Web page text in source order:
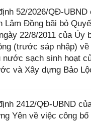
52/2026/QĐ-UBND
Lâm Đồng bãi bỏ
22/8/2011 của Ủy
(trước sáp nhập)
nước sạch sinh hoạt
và Xây dựng Bảo
2412/QĐ-UBND
Yên về việc công